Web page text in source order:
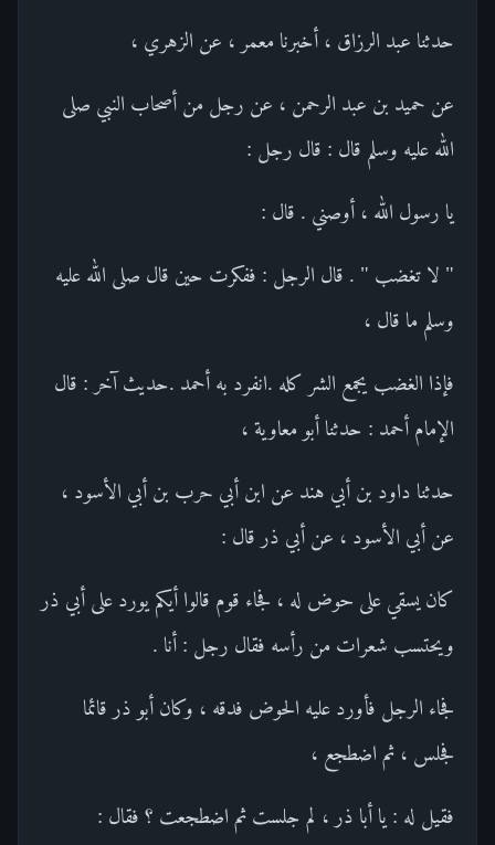
حدثنا عبد الرزاق ، أخبرنا معمر ، عن الزهري ،
عن حميد بن عبد الرحمن ، عن رجل من أصحاب النبي صلى
الله عليه وسلم قال : قال رجل :
يا رسول الله ، أوصني . قال :
" لا تغضب " . قال الرجل : ففكرت حين قال صلى الله عليه
وسلم ما قال ،
فإذا الغضب يجمع الشر كله .انفرد به أحمد .حديث آخر : قال
الإمام أحمد : حدثنا أبو معاوية ،
حدثنا داود بن أبي هند عن ابن أبي حرب بن أبي الأسود ،
عن أبي الأسود ، عن أبي ذر قال :
كان يسقي على حوض له ، فجاء قوم قالوا أيكم يورد على أبي ذر
ويحتسب شعرات من رأسه فقال رجل : أنا .
فجاء الرجل فأورد عليه الحوض فدقه ، وكان أبو ذر قائما
فجلس ، ثم اضطجع ،
فقيل له : يا أبا ذر ، لم جلست ثم اضطجعت ؟ فقال :